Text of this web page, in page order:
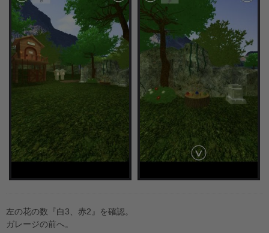
左の花の数『白3、赤2』を確認。
ガレージの前へ。